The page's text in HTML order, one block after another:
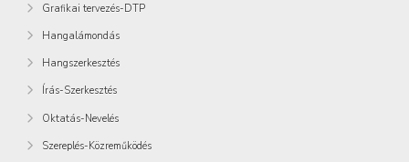
Grafikai tervezés-DTP
Hangalámondás
Hangszerkesztés
Írás-Szerkesztés
Oktatás-Nevelés
Szereplés-Közreműködés